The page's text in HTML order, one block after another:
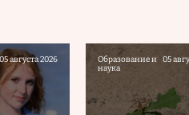
05 августа 2026
Образование и
наука
05